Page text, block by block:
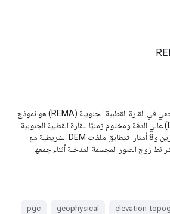
نموذج الارتفاع المرجعي في القارة القطبية الجنوبية (REMA) هو نموذج
رقمي للسطح (DSM) عالي الدقة ومختوم زمنيًا للقارة القطبية الجنوبية
بدقة مكانية تبلغ مترَين و8 أمتار. تتطابق ملفات DEM الشريطية مع
زوج الصور المجسمة المدخلة أثناء جمعها
elevation-
geophysical
pgc